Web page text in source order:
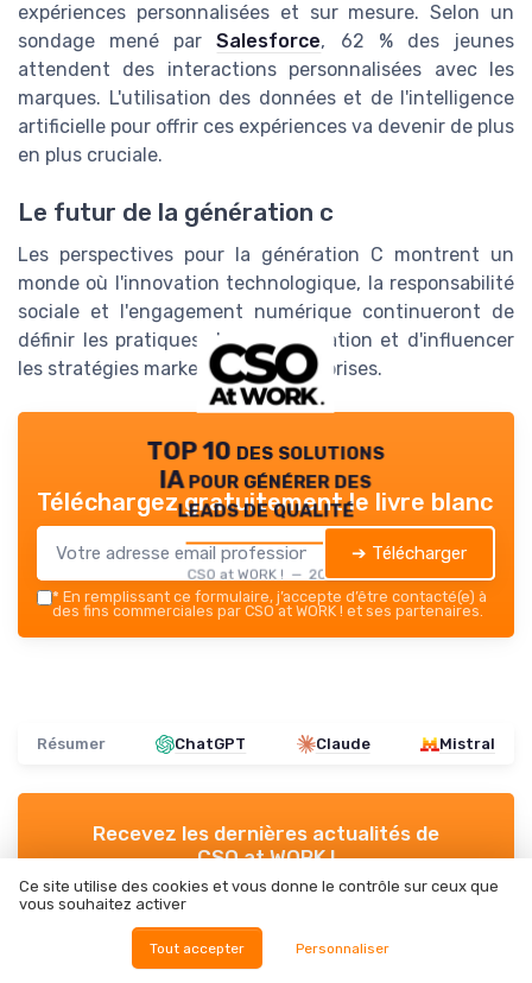
expériences personnalisées et sur mesure. Selon un
sondage mené parSalesforce, 62 % des jeunes
attendent des interactions personnalisées avec les
marques. L'utilisation des données et de l'intelligence
artificielle pour offrir ces expériences va devenir de plus
en plus cruciale.
Le futur de la génération c
Les perspectives pour la génération C montrent un
monde où l'innovation technologique, la responsabilité
sociale et l'engagement numérique continueront de
définir les pratiques de consommation et d'influencer
les stratégies marketing des entreprises.
TOP 10 des solutions
IA pour générer des
leads de qualité
CSO at WORK ! — 2026
Téléchargez gratuitement le livre blanc
➔ Télécharger
* En remplissant ce formulaire, j’accepte d’être contacté(e) à
des fins commerciales par CSO at WORK ! et ses partenaires.
Résumer ChatGPT Claude Mistral
Recevez les dernières actualités de
CSO at WORK !
En remplissant ce formulaire, j’accepte d’être contacté(e) à
des fins commerciales par CSO at WORK ! et ses partenaires.
Ce site utilise des cookies et vous donne le contrôle sur ceux que
vous souhaitez activer
Tout accepter Personnaliser